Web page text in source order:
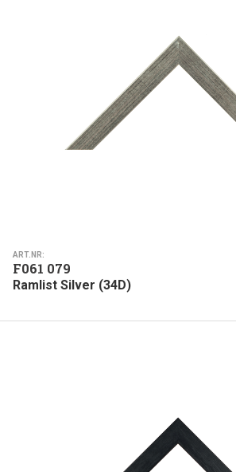
ART.NR:
F061 079
Ramlist Silver (34D)